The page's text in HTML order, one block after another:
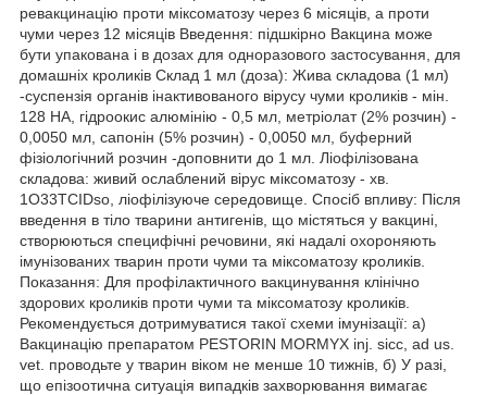
ревакцинацію проти міксоматозу через 6 місяців, а проти
чуми через 12 місяців Введення: підшкірно Вакцина може
бути упакована і в дозах для одноразового застосування, для
домашніх кроликів Склад 1 мл (доза): Жива складова (1 мл)
-суспензія органів інактивованого вірусу чуми кроликів - мін.
128 НА, гідроокис алюмінію - 0,5 мл, метріолат (2% розчин) -
0,0050 мл, сапонін (5% розчин) - 0,0050 мл, буферний
фізіологічний розчин -доповнити до 1 мл. Ліофілізована
складова: живий ослаблений вірус міксоматозу - хв.
1O33TCIDso, ліофілізуюче середовище. Спосіб впливу: Після
введення в тіло тварини антигенів, що містяться у вакцині,
створюються специфічні речовини, які надалі охороняють
імунізованих тварин проти чуми та міксоматозу кроликів.
Показання: Для профілактичного вакцинування клінічно
здорових кроликів проти чуми та міксоматозу кроликів.
Рекомендується дотримуватися такої схеми імунізації: а)
Вакцинацію препаратом PESTORIN MORMYX inj. sicс, ad us.
vet. проводьте у тварин віком не менше 10 тижнів, б) У разі,
що епізоотична ситуація випадків захворювання вимагає